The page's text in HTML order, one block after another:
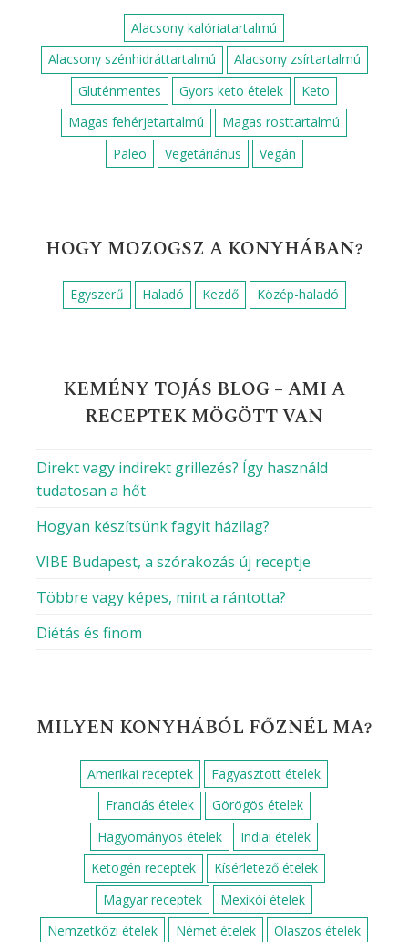
Alacsony kalóriatartalmú
Alacsony szénhidráttartalmú
Alacsony zsírtartalmú
Gluténmentes
Gyors keto ételek
Keto
Magas fehérjetartalmú
Magas rosttartalmú
Paleo
Vegetáriánus Vegán
HOGY MOZOGSZ A KONYHÁBAN?
Egyszerű Haladó Kezdő Közép-haladó
KEMÉNY TOJÁS BLOG – AMI A
RECEPTEK MÖGÖTT VAN
Direkt vagy indirekt grillezés? Így használd
tudatosan a hőt
Hogyan készítsünk fagyit házilag?
VIBE Budapest, a szórakozás új receptje
Többre vagy képes, mint a rántotta?
Diétás és finom
MILYEN KONYHÁBÓL FŐZNÉL MA?
Amerikai receptek
Fagyasztott ételek
Franciás ételek
Görögös ételek
Hagyományos ételek
Indiai ételek
Ketogén receptek
Kísérletező ételek
Magyar receptek
Mexikói ételek
Nemzetközi ételek
Német ételek
Olaszos ételek